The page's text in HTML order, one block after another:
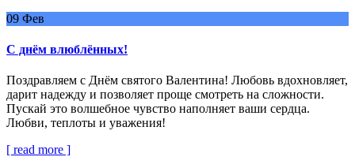
09 Фев
С днём влюблённых!
Поздравляем с Днём святого Валентина! Любовь вдохновляет,
дарит надежду и позволяет проще смотреть на сложности.
Пускай это волшебное чувство наполняет ваши сердца.
Любви, теплоты и уважения!
[ read more ]